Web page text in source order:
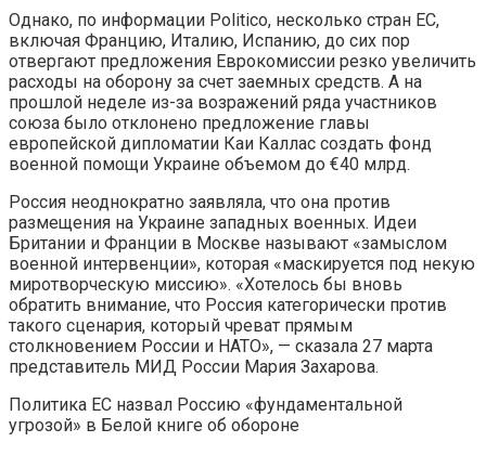
Однако, по информации Politico, несколько стран ЕС,
включая Францию, Италию, Испанию, до сих пор
отвергают предложения Еврокомиссии резко увеличить
расходы на оборону за счет заемных средств. А на
прошлой неделе из-за возражений ряда участников
союза было отклонено предложение главы
европейской дипломатии Каи Каллас создать фонд
военной помощи Украине объемом до €40 млрд.
Россия неоднократно заявляла, что она против
размещения на Украине западных военных. Идеи
Британии и Франции в Москве называют «замыслом
военной интервенции», которая «маскируется под некую
миротворческую миссию». «Хотелось бы вновь
обратить внимание, что Россия категорически против
такого сценария, который чреват прямым
столкновением России и НАТО», — сказала 27 марта
представитель МИД России Мария Захарова.
Политика ЕС назвал Россию «фундаментальной
угрозой» в Белой книге об обороне